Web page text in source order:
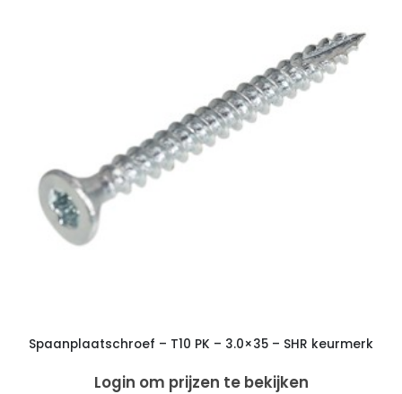
Spaanplaatschroef – T10 PK – 3.0×35 – SHR keurmerk
Login om prijzen te bekijken